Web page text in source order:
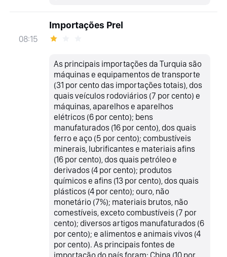
08:15
Importações Prel
As principais importações da Turquia são
máquinas e equipamentos de transporte
(31 por cento das importações totais), dos
quais veículos rodoviários (7 por cento) e
máquinas, aparelhos e aparelhos
elétricos (6 por cento); bens
manufaturados (16 por cento), dos quais
ferro e aço (5 por cento); combustíveis
minerais, lubrificantes e materiais afins
(16 por cento), dos quais petróleo e
derivados (4 por cento); produtos
químicos e afins (13 por cento), dos quais
plásticos (4 por cento); ouro, não
monetário (7%); materiais brutos, não
comestíveis, exceto combustíveis (7 por
cento); diversos artigos manufaturados (6
por cento); e alimentos e animais vivos (4
por cento). As principais fontes de